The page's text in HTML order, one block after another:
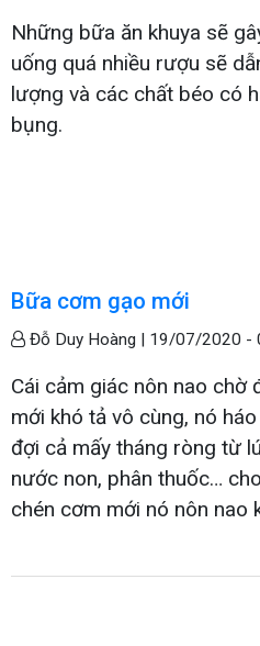
Những bữa ăn khuya sẽ
uống quá nhiều rượu sẽ
lượng và các chất béo có
bụng.
Bữa cơm gạo mới
Đỗ Duy Hoàng | 19/07/2020 -
Cái cảm giác nôn nao chờ
mới khó tả vô cùng, nó
đợi cả mấy tháng ròng từ
nước non, phân thuốc…
chén cơm mới nó nôn nao